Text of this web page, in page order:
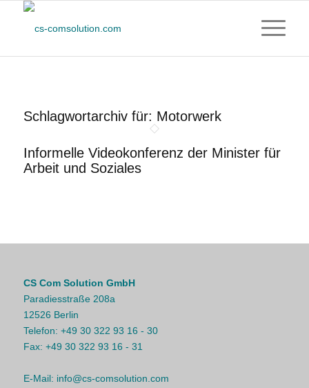
Schlagwortarchiv für: Motorwerk
Informelle Videokonferenz der Minister für
Arbeit und Soziales
CS Com Solution GmbH
Paradiesstraße 208a
12526 Berlin
Telefon: +49 30 322 93 16 - 30
Fax: +49 30 322 93 16 - 31
E-Mail: info@cs-comsolution.com